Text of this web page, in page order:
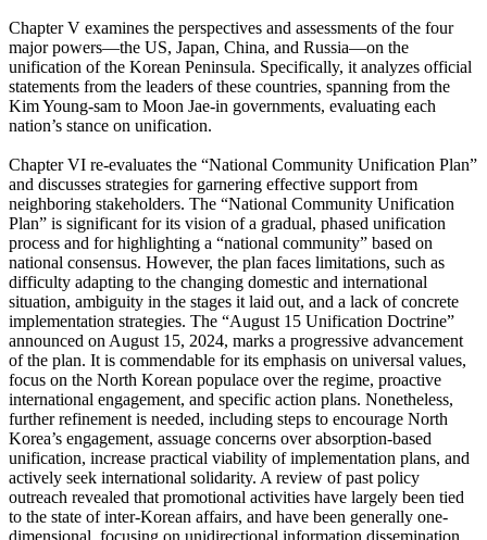
Chapter V examines the perspectives and assessments of the four
major powers—the US, Japan, China, and Russia—on the
unification of the Korean Peninsula. Specifically, it analyzes official
statements from the leaders of these countries, spanning from the
Kim Young-sam to Moon Jae-in governments, evaluating each
nation’s stance on unification.
Chapter VI re-evaluates the “National Community Unification Plan”
and discusses strategies for garnering effective support from
neighboring stakeholders. The “National Community Unification
Plan” is significant for its vision of a gradual, phased unification
process and for highlighting a “national community” based on
national consensus. However, the plan faces limitations, such as
difficulty adapting to the changing domestic and international
situation, ambiguity in the stages it laid out, and a lack of concrete
implementation strategies. The “August 15 Unification Doctrine”
announced on August 15, 2024, marks a progressive advancement
of the plan. It is commendable for its emphasis on universal values,
focus on the North Korean populace over the regime, proactive
international engagement, and specific action plans. Nonetheless,
further refinement is needed, including steps to encourage North
Korea’s engagement, assuage concerns over absorption-based
unification, increase practical viability of implementation plans, and
actively seek international solidarity. A review of past policy
outreach revealed that promotional activities have largely been tied
to the state of inter-Korean affairs, and have been generally one-